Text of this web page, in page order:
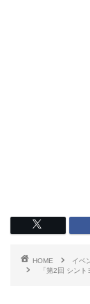
HOME
イベ
「第2回 シン